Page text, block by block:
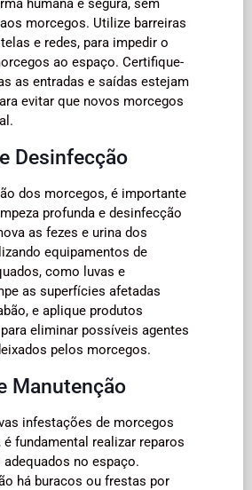
humana e segura, sem
morcegos. Utilize barreiras
e redes, para impedir o
ao espaço. Certifique-
as entradas e saídas estejam
evitar que novos morcegos
Desinfecção
dos morcegos, é importante
profunda e desinfecção
as fezes e urina dos
equipamentos de
como luvas e
as superfícies afetadas
e aplique produtos
eliminar possíveis agentes
pelos morcegos.
Manutenção
infestações de morcegos
fundamental realizar reparos
no espaço.
há buracos ou frestas por